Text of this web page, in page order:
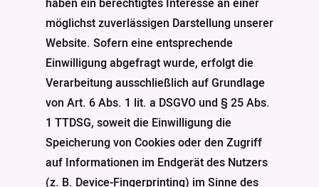
haben ein berechtigtes Interesse an einer
möglichst zuverlässigen Darstellung unserer
Website. Sofern eine entsprechende
Einwilligung abgefragt wurde, erfolgt die
Verarbeitung ausschließlich auf Grundlage
von Art. 6 Abs. 1 lit. a DSGVO und § 25 Abs.
1 TTDSG, soweit die Einwilligung die
Speicherung von Cookies oder den Zugriff
auf Informationen im Endgerät des Nutzers
(z. B. Device-Fingerprinting) im Sinne des